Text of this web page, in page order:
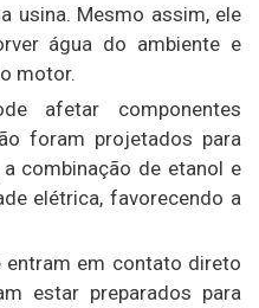
usina. Mesmo assim, ele
água do ambiente e
motor.
afetar componentes
foram projetados para
combinação de etanol e
elétrica, favorecendo a
em contato direto
estar preparados para